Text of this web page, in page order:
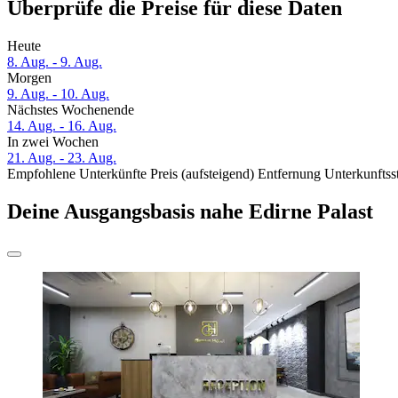
Überprüfe die Preise für diese Daten
Heute
8. Aug. - 9. Aug.
Morgen
9. Aug. - 10. Aug.
Nächstes Wochenende
14. Aug. - 16. Aug.
In zwei Wochen
21. Aug. - 23. Aug.
Empfohlene Unterkünfte Preis (aufsteigend) Entfernung
Deine Ausgangsbasis nahe Edirne Palast